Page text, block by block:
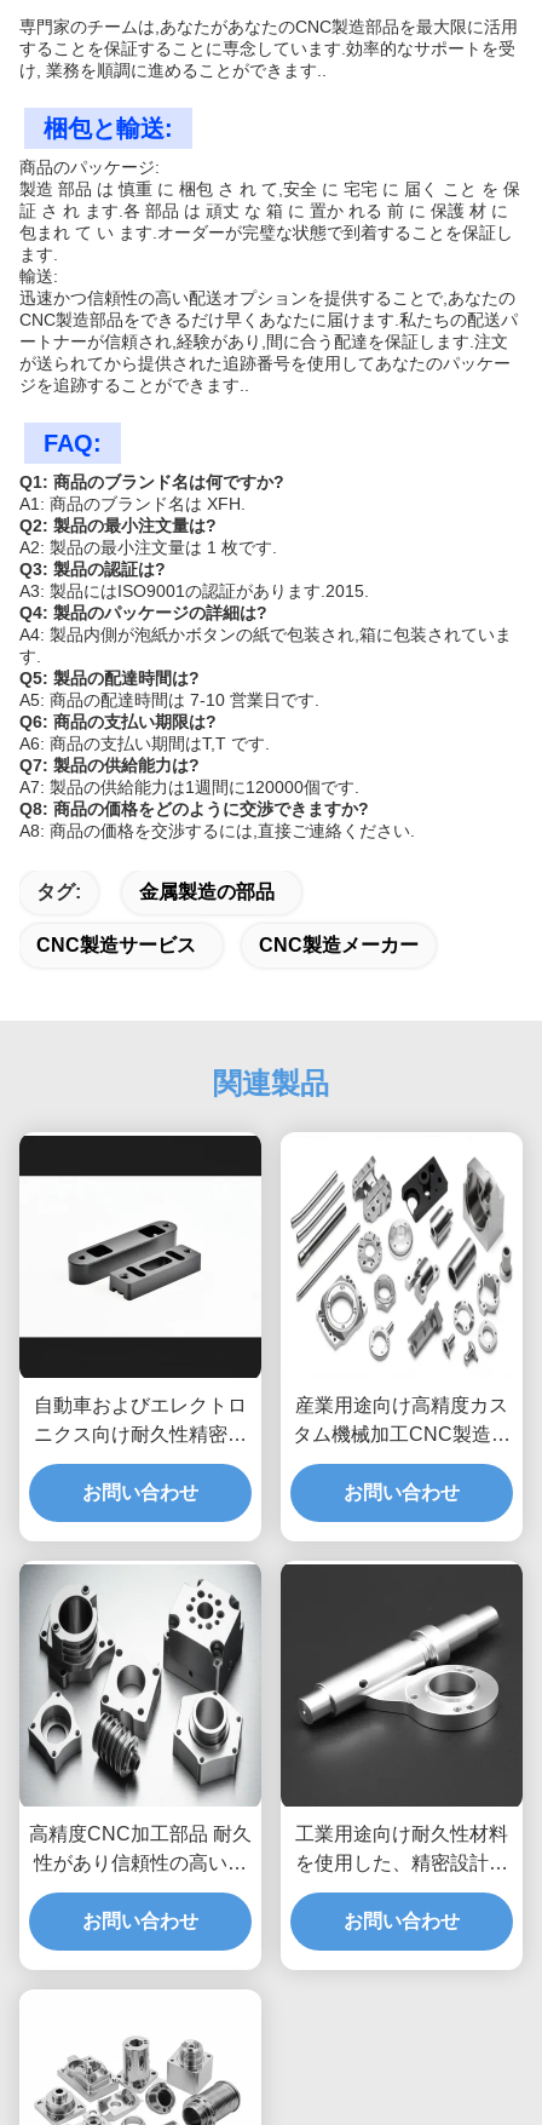
専門家のチームは,あなたがあなたのCNC製造部品を最大限に活用
することを保証することに専念しています.効率的なサポートを受
け, 業務を順調に進めることができます..
梱包と輸送:
商品のパッケージ:
製造 部品 は 慎重 に 梱包 さ れ て,安全 に 宅宅 に 届く こと を 保
証 さ れ ます.各 部品 は 頑丈 な 箱 に 置か れる 前 に 保護 材 に
包まれ て い ます.オーダーが完璧な状態で到着することを保証し
ます.
輸送:
迅速かつ信頼性の高い配送オプションを提供することで,あなたの
CNC製造部品をできるだけ早くあなたに届けます.私たちの配送パ
ートナーが信頼され,経験があり,間に合う配達を保証します.注文
が送られてから提供された追跡番号を使用してあなたのパッケー
ジを追跡することができます..
FAQ:
Q1: 商品のブランド名は何ですか?
A1: 商品のブランド名は XFH.
Q2: 製品の最小注文量は?
A2: 製品の最小注文量は 1 枚です.
Q3: 製品の認証は?
A3: 製品にはISO9001の認証があります.2015.
Q4: 製品のパッケージの詳細は?
A4: 製品内側が泡紙かボタンの紙で包装され,箱に包装されていま
す.
Q5: 製品の配達時間は?
A5: 商品の配達時間は 7-10 営業日です.
Q6: 商品の支払い期限は?
A6: 商品の支払い期間はT,T です.
Q7: 製品の供給能力は?
A7: 製品の供給能力は1週間に120000個です.
Q8: 商品の価格をどのように交渉できますか?
A8: 商品の価格を交渉するには,直接ご連絡ください.
タグ: 金属製造の部品
CNC製造サービス CNC製造メーカー
関連製品
自動車およびエレクトロ
ニクス向け耐久性精密機
械加工カスタムCNC機械
加工プラスチック部品
お問い合わせ
産業用途向け高精度カス
タム機械加工CNC製造部
品 ISO 9001認証取得
お問い合わせ
高精度CNC加工部品 耐久
性があり信頼性の高いア
プリケーションのための
カスタマイズ可能な設計
お問い合わせ
工業用途向け耐久性材料
を使用した、精密設計カ
スタムCNC金属部品
お問い合わせ